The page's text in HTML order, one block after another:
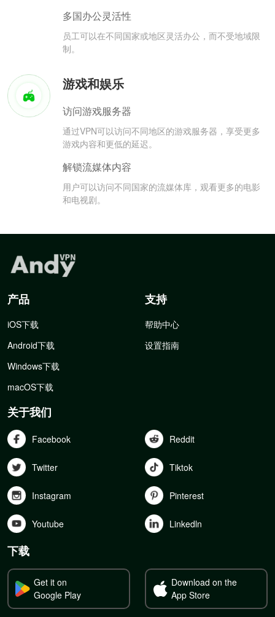
多国办公灵活性
员工可以在不同国家或地区灵活办公，而不受地域限
制。
游戏和娱乐
访问游戏服务器
通过VPN可以访问不同地区的游戏服务器，享受更多
游戏内容和更低的延迟。
解锁流媒体内容
用户可以访问不同国家的流媒体库，观看更多的电影
和电视剧。
产品
iOS下载
Android下载
Windows下载
macOS下载
支持
帮助中心
设置指南
关于我们
Facebook Reddit
Twitter Tiktok
Instagram Pinterest
Youtube Linkedln
下载
Get it on
Google Play
Download on the
App Store